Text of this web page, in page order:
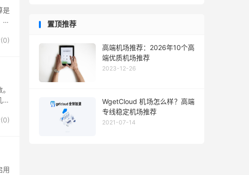
是
0)
0)
用
置顶推荐
高端机场推荐：2026年10个高
端优质机场推荐
2023-12-26
WgetCloud 机场怎么样？高端
专线稳定机场推荐
2021-07-14